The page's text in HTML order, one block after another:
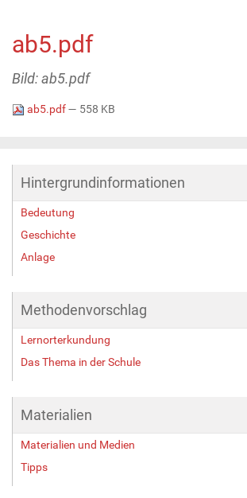
ab5.pdf
Bild: ab5.pdf
ab5.pdf— 558 KB
Hintergrundinformationen
Bedeutung
Geschichte
Anlage
Methodenvorschlag
Lernorterkundung
Das Thema in der Schule
Materialien
Materialien und Medien
Tipps